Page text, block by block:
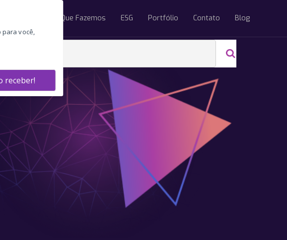
O Que Fazemos ESG Portfólio Contato Blog